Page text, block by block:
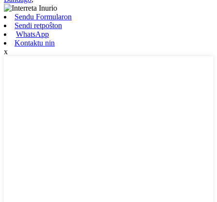
Sendu Formularon
Sendi retpoŝton
WhatsApp
Kontaktu nin
x